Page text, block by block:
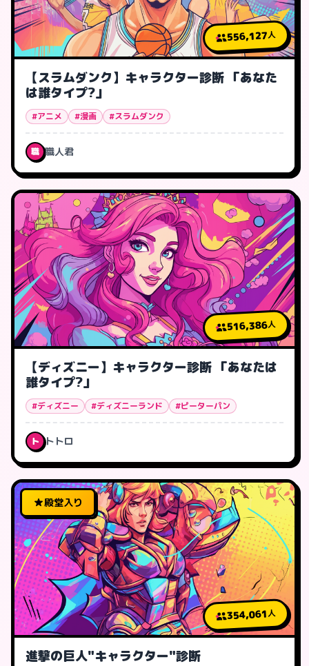
556,127人
【スラムダンク】キャラクター診断 「あなた
は誰タイプ?」
#アニメ #漫画 #スラムダンク
職 職人君
516,386人
【ディズニー】キャラクター診断 「あなたは
誰タイプ?」
#ディズニー #ディズニーランド #ピーターパン
ト トトロ
殿堂入り
354,061人
進撃の巨人"キャラクター"診断